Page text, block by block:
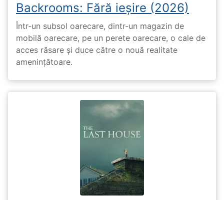
Backrooms: Fără ieșire (2026)
Într-un subsol oarecare, dintr-un magazin de
mobilă oarecare, pe un perete oarecare, o cale de
acces răsare și duce către o nouă realitate
amenințătoare.